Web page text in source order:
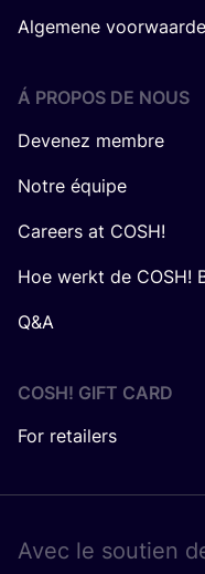
Algemene
Á PROPOS DE NOUS
Devenez membre
Notre équipe
Careers at COSH!
Hoe werkt de COSH!
Q&A
COSH! GIFT CARD
For retailers
Avec le sou­tien